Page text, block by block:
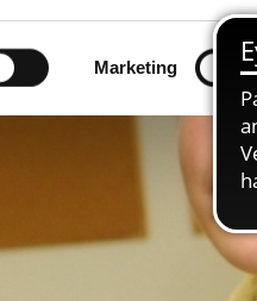
gewährleistet,
unsererCookie-Übersicht
.
sind, müssen Sie alle
Ihre Einwilligung für diese
widerrufen. Bitte beachten
die erforderlich zur
sind. Diese Cookies
Marketing